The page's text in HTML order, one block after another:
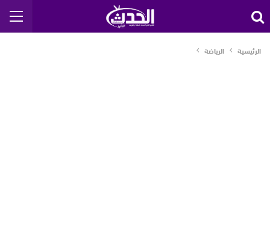
الرئيسية الرياضة